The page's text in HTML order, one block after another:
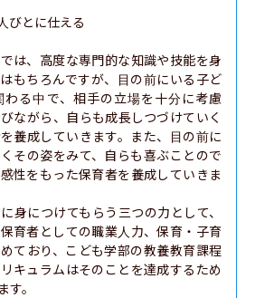
びとに仕える
は、高度な専門的な知識や技能を身
もちろんですが、目の前にいる子ど
る中で、相手の立場を十分に考慮
ながら、自らも成長しつづけていく
養成していきます。また、目の前に
その姿をみて、自らも喜ぶことので
性をもった保育者を養成していきま
身につけてもらう三つの力として、
育者としての職業人力、保育・子育
ており、こども学部の教養教育課程
キュラムはそのことを達成するため
。